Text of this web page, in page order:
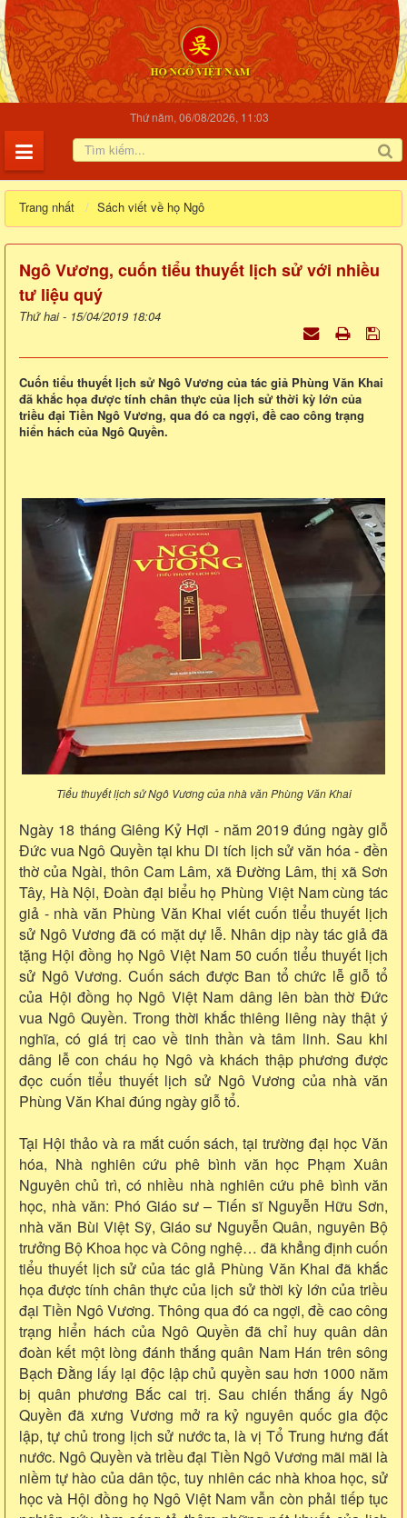
Thứ năm, 06/08/2026, 11:03
Trang nhất Sách viết về họ Ngô
Ngô Vương, cuốn tiểu thuyết lịch sử với nhiều
tư liệu quý
Thứ hai - 15/04/2019 18:04
Cuốn tiểu thuyết lịch sử Ngô Vương của tác giả Phùng Văn Khai
đã khắc họa được tính chân thực của lịch sử thời kỳ lớn của
triều đại Tiền Ngô Vương, qua đó ca ngợi, đề cao công trạng
hiển hách của Ngô Quyền.
Tiểu thuyết lịch sử Ngô Vương của nhà văn Phùng Văn Khai
Ngày 18 tháng Giêng Kỷ Hợi - năm 2019 đúng ngày giỗ
Đức vua Ngô Quyền tại khu Di tích lịch sử văn hóa - đền
thờ của Ngài, thôn Cam Lâm, xã Đường Lâm, thị xã Sơn
Tây, Hà Nội, Đoàn đại biểu họ Phùng Việt Nam cùng tác
giả - nhà văn Phùng Văn Khai viết cuốn tiểu thuyết lịch
sử Ngô Vương đã có mặt dự lễ. Nhân dịp này tác giả đã
tặng Hội đồng họ Ngô Việt Nam 50 cuốn tiểu thuyết lịch
sử Ngô Vương. Cuốn sách được Ban tổ chức lễ giỗ tổ
của Hội đồng họ Ngô Việt Nam dâng lên bàn thờ Đức
vua Ngô Quyền. Trong thời khắc thiêng liêng này thật ý
nghĩa, có giá trị cao về tinh thần và tâm linh. Sau khi
dâng lễ con cháu họ Ngô và khách thập phương được
đọc cuốn tiểu thuyết lịch sử Ngô Vương của nhà văn
Phùng Văn Khai đúng ngày giỗ tổ.
Tại Hội thảo và ra mắt cuốn sách, tại trường đại học Văn
hóa, Nhà nghiên cứu phê bình văn học Phạm Xuân
Nguyên chủ trì, có nhiều nhà nghiên cứu phê bình văn
học, nhà văn: Phó Giáo sư – Tiến sĩ Nguyễn Hữu Sơn,
nhà văn Bùi Việt Sỹ, Giáo sư Nguyễn Quân, nguyên Bộ
trưởng Bộ Khoa học và Công nghệ… đã khẳng định cuốn
tiểu thuyết lịch sử của tác giả Phùng Văn Khai đã khắc
họa được tính chân thực của lịch sử thời kỳ lớn của triều
đại Tiền Ngô Vương. Thông qua đó ca ngợi, đề cao công
trạng hiển hách của Ngô Quyền đã chỉ huy quân dân
đoàn kết một lòng đánh thắng quân Nam Hán trên sông
Bạch Đằng lấy lại độc lập chủ quyền sau hơn 1000 năm
bị quân phương Bắc cai trị. Sau chiến thắng ấy Ngô
Quyền đã xưng Vương mở ra kỷ nguyên quốc gia độc
lập, tự chủ trong lịch sử nước ta, là vị Tổ Trung hưng đất
nước. Ngô Quyền và triều đại Tiền Ngô Vương mãi mãi là
niềm tự hào của dân tộc, tuy nhiên các nhà khoa học, sử
học và Hội đồng họ Ngô Việt Nam vẫn còn phải tiếp tục